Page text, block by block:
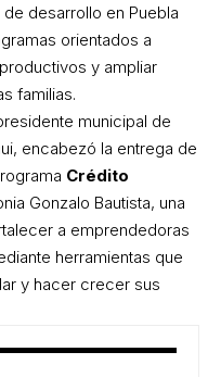
desarrollo en Puebla
orientados a
y ampliar
familias.
municipal de
encabezó la entrega de
Crédito
Gonzalo Bautista, una
a emprendedoras
herramientas que
y hacer crecer sus